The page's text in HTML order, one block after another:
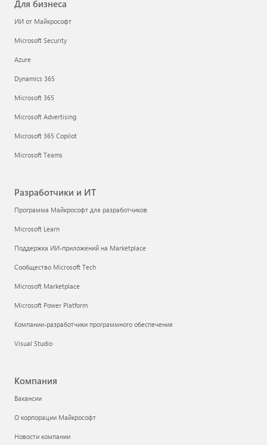
Для бизнеса
ИИ от Майкрософт
Microsoft Security
Azure
Dynamics 365
Microsoft 365
Microsoft Advertising
Microsoft 365 Copilot
Microsoft Teams
Разработчики и ИТ
Программа Майкрософт для разработчиков
Microsoft Learn
Поддержка ИИ-приложений на Marketplace
Сообщество Microsoft Tech
Microsoft Marketplace
Microsoft Power Platform
Компании-разработчики программного обеспечения
Visual Studio
Компания
Вакансии
О корпорации Майкрософт
Новости компании